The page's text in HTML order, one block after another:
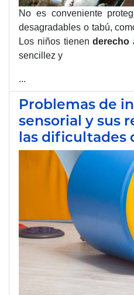
No es conveniente
desagradables o tabú,
Los niños tienenderecho
sencillez y
...
Problemas de
sensorial y sus
las dificultades